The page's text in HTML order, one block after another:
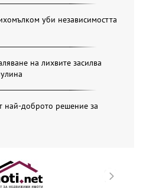
уби независимостта
на лихвите засилва
най-доброто решение за